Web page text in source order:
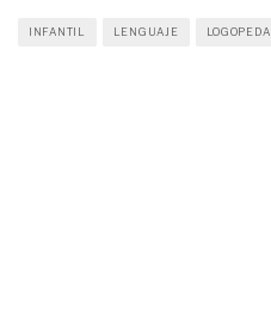
INFANTIL LENGUAJE LOGOPEDA